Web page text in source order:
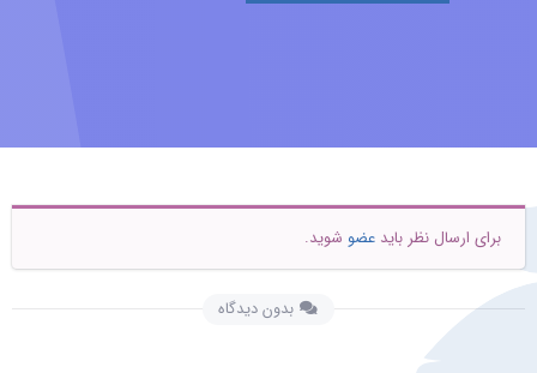
برای ارسال نظر باید عضو شوید.
بدون دیدگاه